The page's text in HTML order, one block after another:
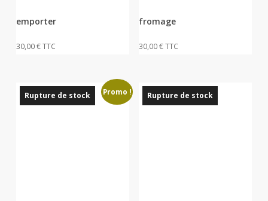
emporter
30,00€TTC
fromage
30,00€TTC
Rupture de stock Promo ! Rupture de stock